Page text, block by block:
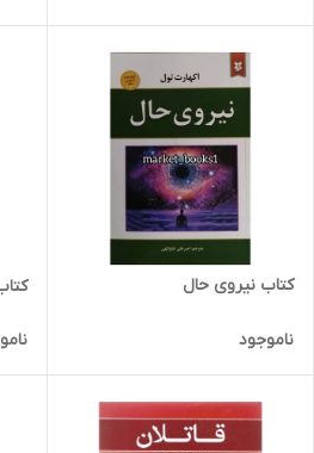
کتاب نیروی حال
ناموجود